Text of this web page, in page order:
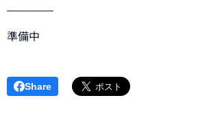
準備中
Share